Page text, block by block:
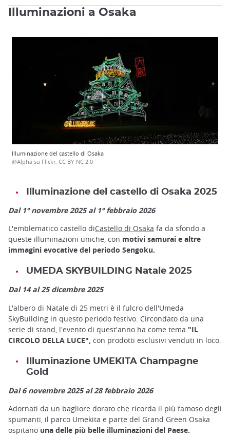
Illuminazioni a Osaka
Illuminazione del castello di Osaka
@Alpha su Flickr, CC BY-NC 2.0
Illuminazione del castello di Osaka 2025
Dal 1° novembre 2025 al 1° febbraio 2026
L'emblematico castello diCastello di Osaka fa da sfondo a
queste illuminazioni uniche, con motivi samurai e altre
immagini evocative del periodo Sengoku.
UMEDA SKYBUILDING Natale 2025
Dal 14 al 25 dicembre 2025
L'albero di Natale di 25 metri è il fulcro dell'Umeda
SkyBuilding in questo periodo festivo. Circondato da una
serie di stand, l'evento di quest'anno ha come tema "IL
CIRCOLO DELLA LUCE", con prodotti esclusivi venduti in loco.
Illuminazione UMEKITA Champagne
Gold
Dal 6 novembre 2025 al 28 febbraio 2026
Adornati da un bagliore dorato che ricorda il più famoso degli
spumanti, il parco Umekita e parte del Grand Green Osaka
ospitano una delle più belle illuminazioni del Paese.